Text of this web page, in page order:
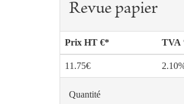
Revue papier
Prix HT €* TVA
11.75€
Quantité